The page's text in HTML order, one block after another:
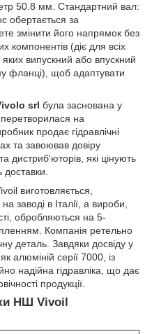
50.8 мм. Стандартний вал:
обертається за
змінити його напрямок без
компонентів (діє для всіх
яких випускний або впускний
фланці), щоб адаптувати
srl була заснована у
перетворилася на
продає гідравлічні
та завоював довіру
дистриб'юторів, які цінують
доставки.
виготовляється,
заводі в Італії, а вироби,
обробляються на 5-
Компанія ретельно
деталь. Завдяки досвіду у
алюміній серії 7000, із
надійна гідравліка, що дає
продукції.
НШ Vivoil